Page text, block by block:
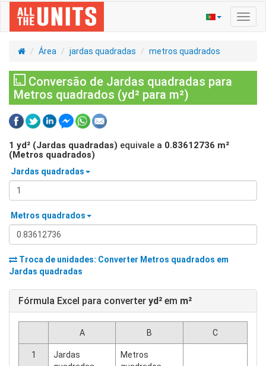
Área jardas quadradas metros quadrados
Conversão de Jardas quadradas para
Metros quadrados (yd² para m²)
1 yd² (Jardas quadradas) equivale a 0.83612736 m²
(Metros quadrados)
Jardas quadradas
Metros quadrados
Troca de unidades: Converter Metros quadrados em
Jardas quadradas
Fórmula Excel para converter yd² em m²
A B C
1
Jardas
Metros